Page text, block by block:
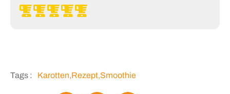
Tags : Karotten,Rezept,Smoothie